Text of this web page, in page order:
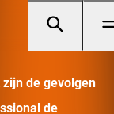
de gevolgen
de